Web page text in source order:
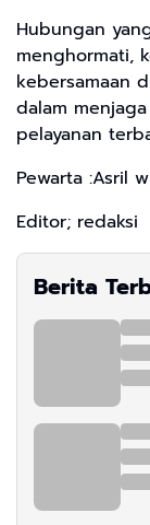
Hubungan
menghormati,
kebersamaan
dalam
pelayanan
Pewarta :Asril
Editor; redaksi
Berita